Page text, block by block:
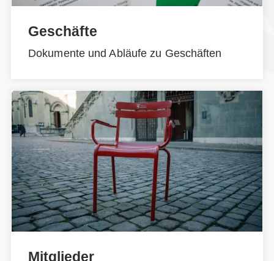
Geschäfte
Dokumente und Abläufe zu Geschäften
Mitglieder